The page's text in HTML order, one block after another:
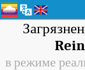
в режиме